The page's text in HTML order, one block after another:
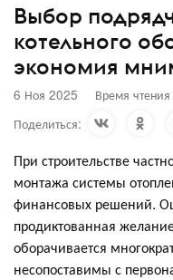
Выбор
котельного
экономия
6 Ноя 2025 Время
Поделиться:
При строительстве
монтажа системы
финансовых решений.
продиктованная
оборачивается
несопоставимы с